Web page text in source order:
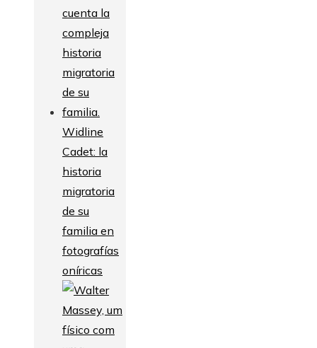
Widline
Cadet: la
historia
migratoria
de su
familia en
fotografías
oníricas